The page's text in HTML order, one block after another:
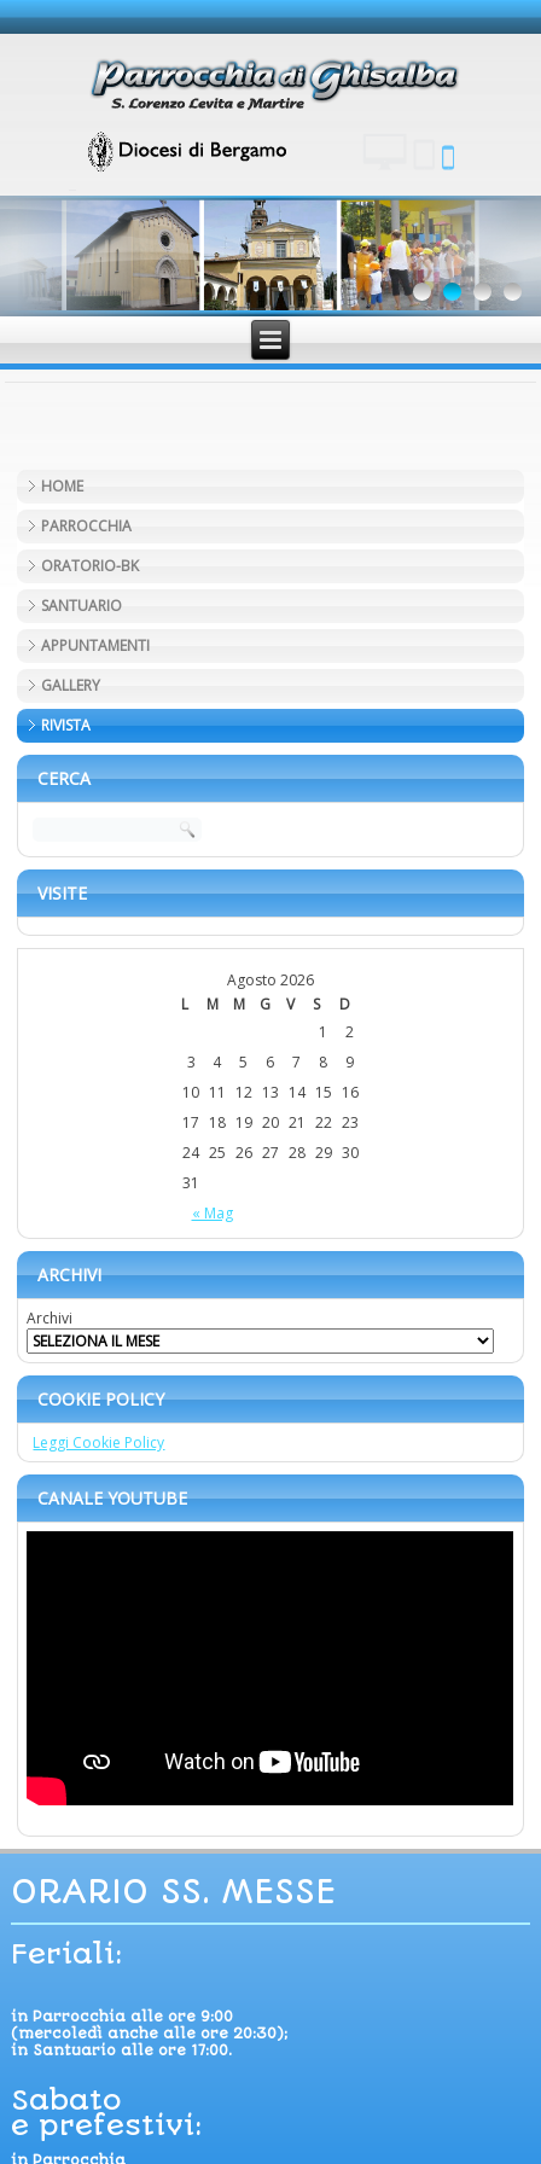
HOME
PARROCCHIA
ORATORIO-BK
SANTUARIO
APPUNTAMENTI
GALLERY
RIVISTA
CERCA
VISITE
Agosto 2026
L
M M G V S D
« Mag
1
2
3
4 5 6 7 8
9
10 11 12 13 14 15 16
17 18 19 20 21 22 23
24 25 26 27 28 29 30
31
ARCHIVI
Archivi
COOKIE POLICY
Leggi Cookie Policy
CANALE YOUTUBE
ORARIO SS. MESSE
Feriali:
in Parrocchia alle ore 9:00
(mercoledì anche alle ore 20:30);
in Santuario alle ore 17:00.
Sabato
e prefestivi:
in Parrocchia